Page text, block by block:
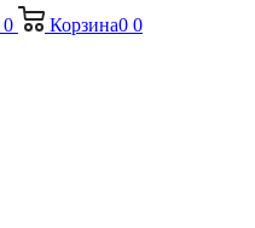
0 Корзина0 0